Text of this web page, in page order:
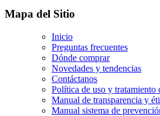
Mapa del Sitio
Inicio
Preguntas frecuentes
Dónde comprar
Novedades y tendencias
Contáctanos
Política de uso y tratamiento
Manual de transparencia y
Manual sistema de